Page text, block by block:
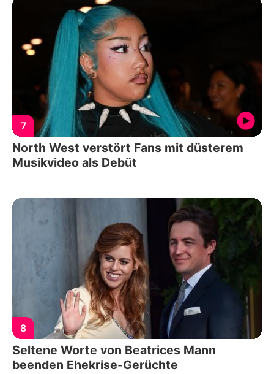
7
North West verstört Fans mit düsterem
Musikvideo als Debüt
8
Seltene Worte von Beatrices Mann
beenden Ehekrise-Gerüchte